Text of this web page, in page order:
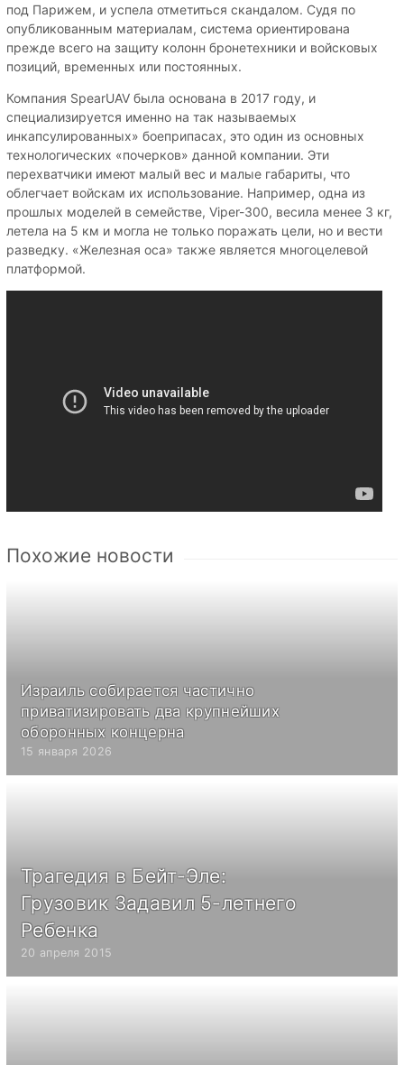
под Парижем, и успела отметиться скандалом. Судя по
опубликованным материалам, система ориентирована
прежде всего на защиту колонн бронетехники и войсковых
позиций, временных или постоянных.
Компания SpearUAV была основана в 2017 году, и
специализируется именно на так называемых
инкапсулированных» боеприпасах, это один из основных
технологических «почерков» данной компании. Эти
перехватчики имеют малый вес и малые габариты, что
облегчает войскам их использование. Например, одна из
прошлых моделей в семействе, Viper-300, весила менее 3 кг,
летела на 5 км и могла не только поражать цели, но и вести
разведку. «Железная оса» также является многоцелевой
платформой.
Похожие новости
Израиль собирается частично
приватизировать два крупнейших
оборонных концерна
15 января 2026
Трагедия в Бейт-Эле:
Грузовик Задавил 5-летнего
Ребенка
20 апреля 2015